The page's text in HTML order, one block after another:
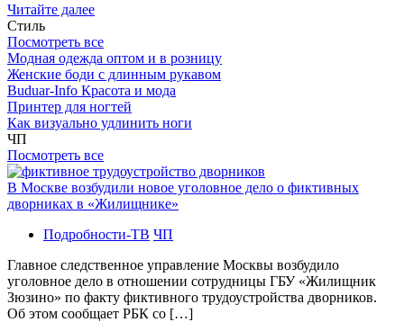
Читайте далее
Стиль
Посмотреть все
Модная одежда оптом и в розницу
Женские боди с длинным рукавом
Buduar-Info Красота и мода
Принтер для ногтей
Как визуально удлинить ноги
ЧП
Посмотреть все
В Москве возбудили новое уголовное дело о фиктивных
дворниках в «Жилищнике»
Подробности-ТВ ЧП
Главное следственное управление Москвы возбудило
уголовное дело в отношении сотрудницы ГБУ «Жилищник
Зюзино» по факту фиктивного трудоустройства дворников.
Об этом сообщает РБК со […]